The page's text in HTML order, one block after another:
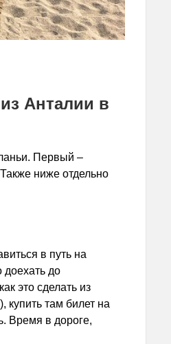
Анталии в
Первый –
ниже отдельно
в путь на
доехать до
это сделать из
купить там билет на
Время в дороге,